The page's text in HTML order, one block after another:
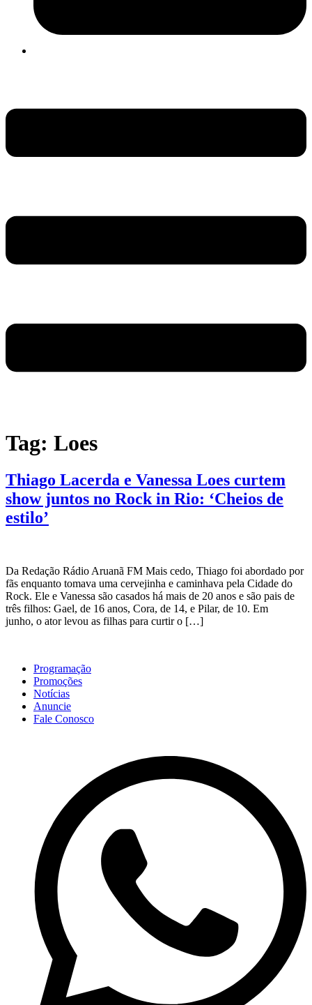
Tag: Loes
Thiago Lacerda e Vanessa Loes curtem
show juntos no Rock in Rio: ‘Cheios de
estilo’
Da Redação Rádio Aruanã FM Mais cedo, Thiago foi abordado por
fãs enquanto tomava uma cervejinha e caminhava pela Cidade do
Rock. Ele e Vanessa são casados há mais de 20 anos e são pais de
três filhos: Gael, de 16 anos, Cora, de 14, e Pilar, de 10. Em
junho, o ator levou as filhas para curtir o […]
Programação
Promoções
Notícias
Anuncie
Fale Conosco